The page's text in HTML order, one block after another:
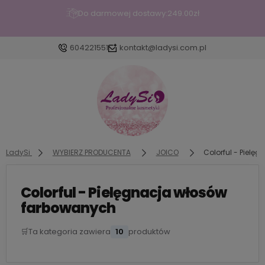
Do darmowej dostawy:249.00zł
604221551 kontakt@ladysi.com.pl
Wybierz coś dla siebie z naszej aktualnej
dodane produkty do listy z
LadySi WYBIERZ PRODUCENTA JOICO Colorful -
Colorful - Pielęgnacja włosów
farbowanych
🛒Ta kategoria zawiera 10 produktów